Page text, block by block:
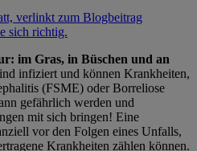
im Gras, in Büschen und an
infiziert und können Krankheiten,
(FSME) oder Borreliose
gefährlich werden und
mit sich bringen! Eine
vor den Folgen eines Unfalls,
Krankheiten zählen können.